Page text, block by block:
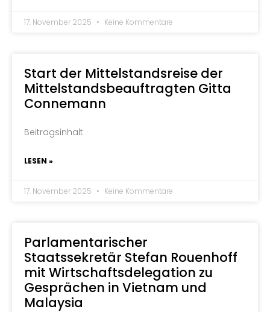
17. November 2025 Keine Kommentare
Start der Mittelstandsreise der
Mittelstandsbeauftragten Gitta
Connemann
Beitragsinhalt
LESEN »
17. November 2025 Keine Kommentare
Parlamentarischer
Staatssekretär Stefan Rouenhoff
mit Wirtschaftsdelegation zu
Gesprächen in Vietnam und
Malaysia